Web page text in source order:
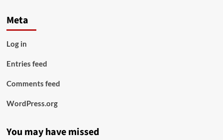
Meta
Log in
Entries feed
Comments feed
WordPress.org
You may have missed